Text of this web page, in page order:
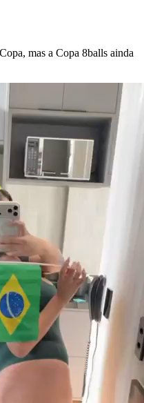
mas a Copa 8balls ainda